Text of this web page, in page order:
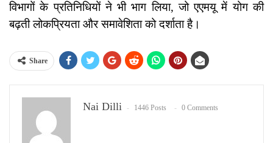
विभागों के प्रतिनिधियों ने भी भाग लिया, जो एएमयू में योग की
बढ़ती लोकप्रियता और समावेशिता को दर्शाता है।
Share
Nai Dilli 1446 Posts 0 Comments